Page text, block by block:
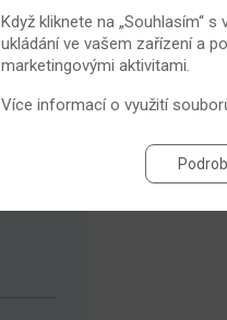
Když kliknete na „Souhlasím“
ukládání ve vašem zařízení a
marketingovými aktivitami.
Více informací o využití